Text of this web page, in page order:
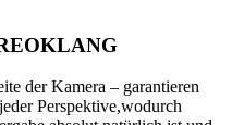
der Kamera – garantieren
Perspektive,wodurch